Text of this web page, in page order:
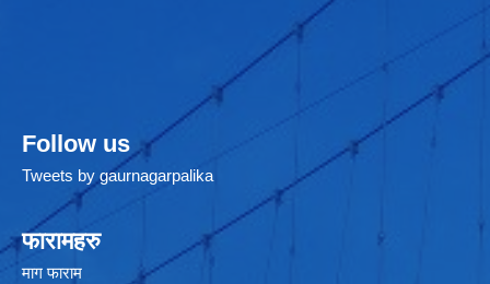
Follow us
Tweets by gaurnagarpalika
फारामहरु
माग फाराम